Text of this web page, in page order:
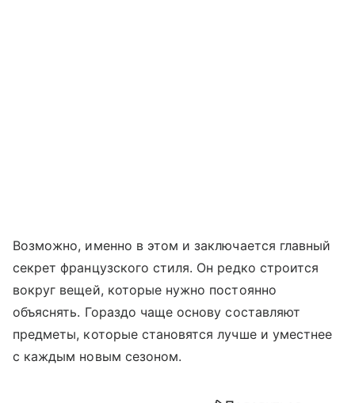
Возможно, именно в этом и заключается главный
секрет французского стиля. Он редко строится
вокруг вещей, которые нужно постоянно
объяснять. Гораздо чаще основу составляют
предметы, которые становятся лучше и уместнее
с каждым новым сезоном.